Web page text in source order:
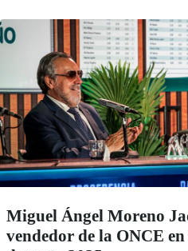
Miguel Ángel Moreno
vendedor de la ONCE